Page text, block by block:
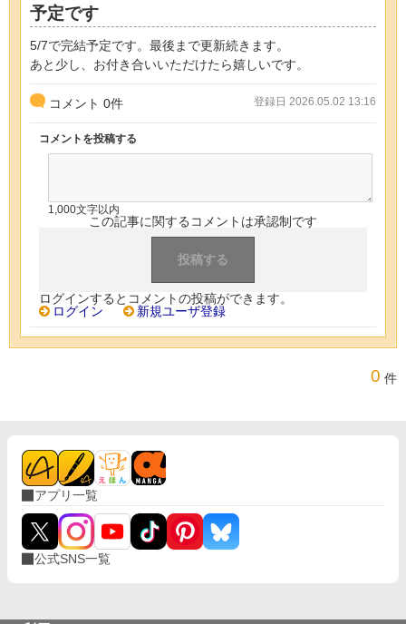
予定です
5/7で完結予定です。最後まで更新続きます。
あと少し、お付き合いいただけたら嬉しいです。
コメント 0件 登録日 2026.05.02 13:16
コメントを投稿する
1,000文字以内
この記事に関するコメントは承認制です
ログインするとコメントの投稿ができます。
ログイン
新規ユーザ登録
0 件
アプリ一覧
公式SNS一覧